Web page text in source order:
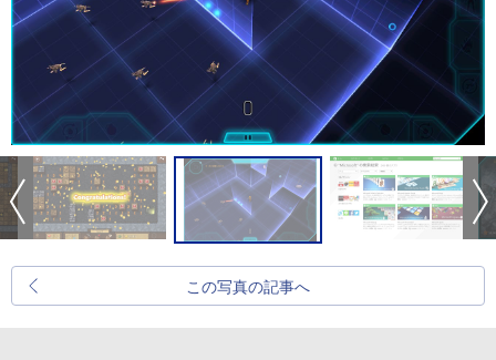
この写真の記事へ